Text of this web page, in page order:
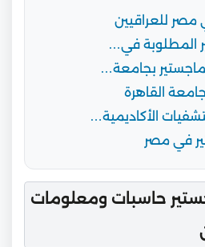
مصر للعراقيين
المطلوبة في…
بجامعة…
القاهرة
الأكاديمية…
في مصر
حاسبات ومعلومات